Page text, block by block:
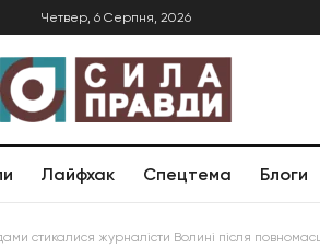
Четвер, 6 Серпня, 2026
Лайфхак Спецтема Блоги
стикалися журналісти Волині після